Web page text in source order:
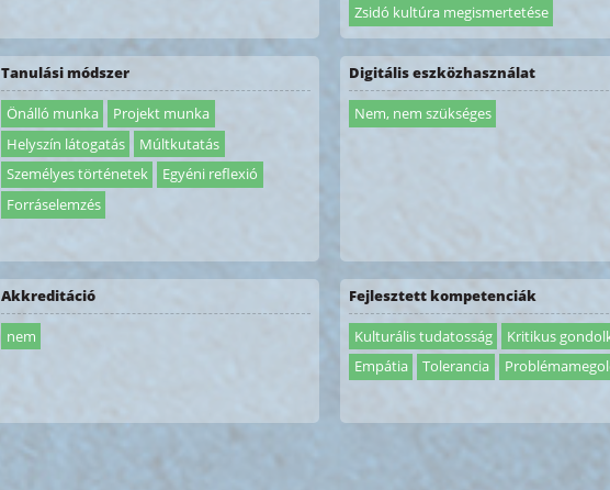
Zsidó kultúra megismertetése
Tanulási módszer
Önálló munka
Projekt munka
Helyszín látogatás
Múltkutatás
Személyes történetek
Egyéni reflexió
Forráselemzés
Digitális eszközhasználat
Nem, nem szükséges
Akkreditáció
nem
Fejlesztett kompetenciák
Kulturális tudatosság
Kritikus
Empátia
Tolerancia